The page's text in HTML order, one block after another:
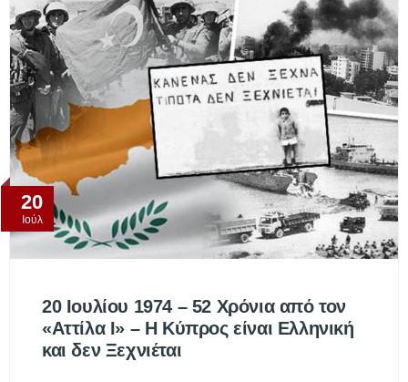
20
Ιούλ
20 Ιουλίου 1974 – 52 Χρόνια από τον
«Αττίλα Ι» – Η Κύπρος είναι Ελληνική
και δεν Ξεχνιέται